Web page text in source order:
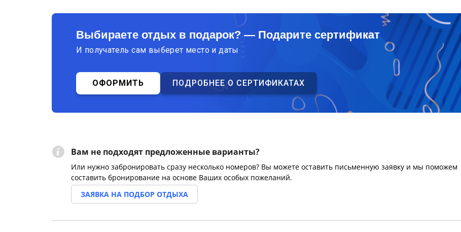
Выбираете отдых в подарок? — Подарите сертификат
И получатель сам выберет место и даты
ОФОРМИТЬ ПОДРОБНЕЕ О СЕРТИФИКАТАХ
Вам не подходят предложенные варианты?
Или нужно забронировать сразу несколько номеров? Вы можете оставить письменную заявку и мы поможем
составить бронирование на основе Ваших особых пожеланий.
ЗАЯВКА НА ПОДБОР ОТДЫХА